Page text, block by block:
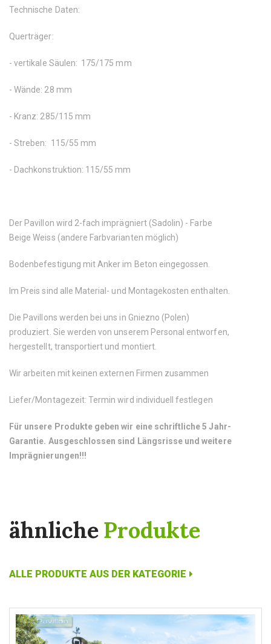
Technische Daten:
Querträger:
- vertikale Säulen: 175/175 mm
- Wände: 28 mm
- Kranz: 285/115 mm
- Streben: 115/55 mm
- Dachkonstruktion: 115/55 mm
Der Pavillon wird 2-fach imprägniert (Sadolin) - Farbe
Beige Weiss (andere Farbvarianten möglich)
Bodenbefestigung mit Anker im Beton eingegossen.
Im Preis sind alle Material- und Montagekosten enthalten.
Die Pavillons werden bei uns in Gniezno (Polen)
produziert. Sie werden von unserem Personal entworfen,
hergestellt, transportiert und montiert.
Wir arbeiten mit keinen externen Firmen zusammen
Liefer/Montagezeit: Termin wird individuell festlegen
Für unsere Produkte geben wir eine schriftliche 5 Jahr-
Garantie. Ausgeschlossen sind Längsrisse und weitere
Imprägnierungen!!!
ähnlicheProdukte
ALLE PRODUKTE AUS DER KATEGORIE